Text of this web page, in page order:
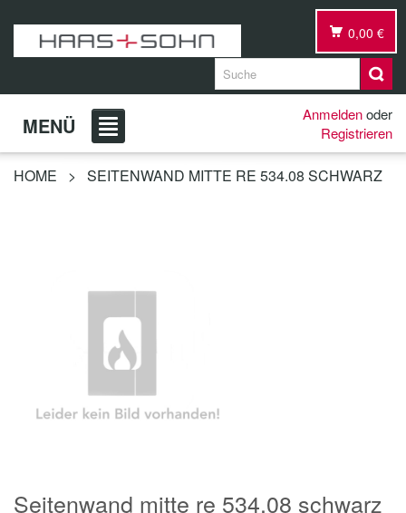
0,00 €
MENÜ Anmeldenoder
Registrieren
HOME > SEITENWAND MITTE RE 534.08 SCHWARZ
Seitenwand mitte re 534.08 schwarz